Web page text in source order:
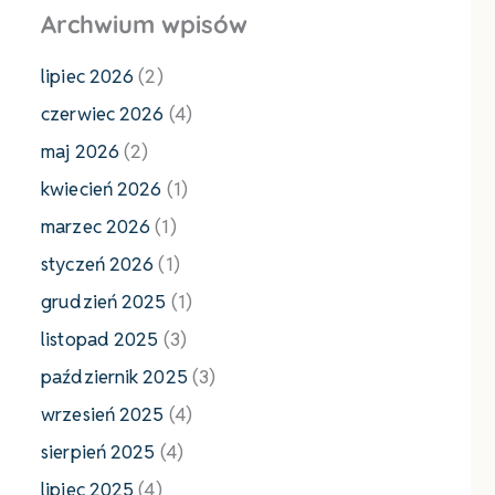
Archwium wpisów
lipiec 2026 (2)
czerwiec 2026 (4)
maj 2026 (2)
kwiecień 2026 (1)
marzec 2026 (1)
styczeń 2026 (1)
grudzień 2025 (1)
listopad 2025 (3)
październik 2025 (3)
wrzesień 2025 (4)
sierpień 2025 (4)
lipiec 2025 (4)